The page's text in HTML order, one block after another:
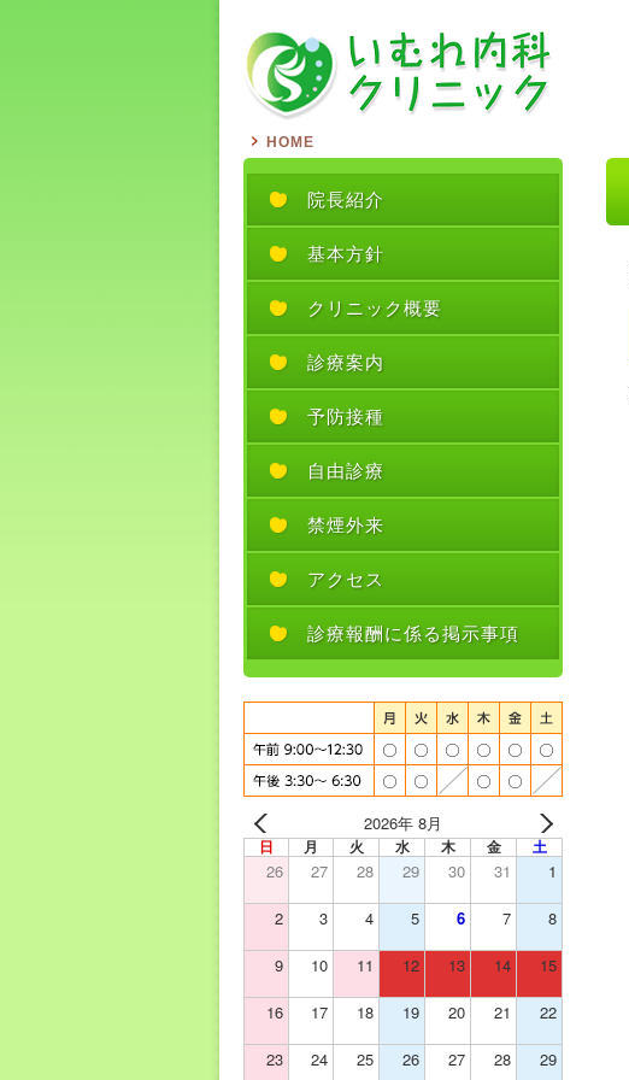
HOME
院長紹介
基本方針
クリニック概要
診療案内
予防接種
自由診療
禁煙外来
アクセス
診療報酬に係る掲示事項
2026年 8月
日 月 火 水 木 金 土
26 27 28 29 30 31 1
2 3 4 5 6 7 8
9 10 11 12 13 14 15
16 17 18 19 20 21 22
23 24 25 26 27 28 29